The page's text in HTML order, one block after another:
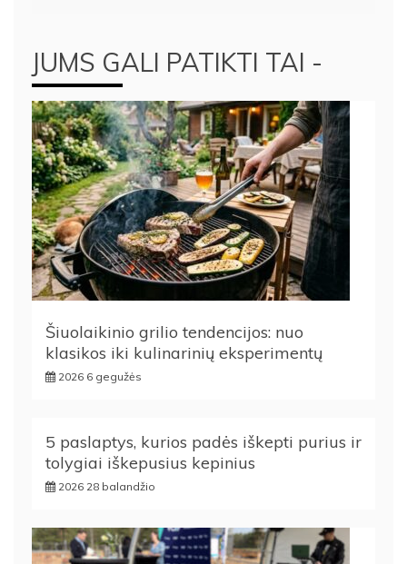
JUMS GALI PATIKTI TAI -
Šiuolaikinio grilio tendencijos: nuo
klasikos iki kulinarinių eksperimentų
2026 6 gegužės
5 paslaptys, kurios padės iškepti purius ir
tolygiai iškepusius kepinius
2026 28 balandžio